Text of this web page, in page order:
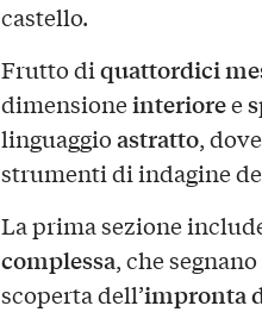
castello.
Frutto diquattordici
dimensioneinterioree
linguaggioastratto, dove
strumenti di indagine
La prima sezione
complessa, che
scoperta dell’impronta